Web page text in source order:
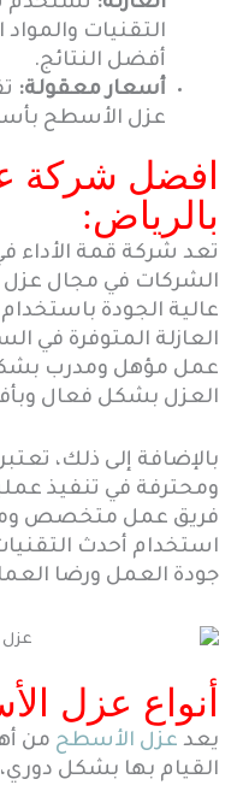
التقنيات
أفضل النتائج.
أسعار معقولة:
عزل الأسطح
افضل شركة
بالرياض:
تعد شركة قمة الأداء
الشركات في مجال
عالية الجودة
العازلة المتوفرة في
عمل مؤهل ومدرب
العزل بشكل فعال
بالإضافة إلى ذلك،
ومحترفة في تنفيذ
فريق عمل متخصص
استخدام أحدث
جودة العمل ورضا
أنواع عزل
يعد عزل الأسطح من
القيام بها بشكل